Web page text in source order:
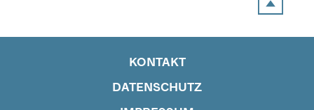
KONTAKT
DATENSCHUTZ